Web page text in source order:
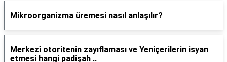
Mikroorganizma üremesi nasıl anlaşılır?
Merkezî otoritenin zayıflaması ve Yeniçerilerin isyan
etmesi hangi padişah ..